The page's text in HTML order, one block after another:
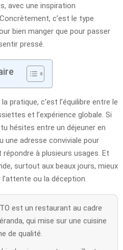
avec une inspiration
c’est le type
bien manger que pour passer
pressé.
pratique, c’est l’équilibre entre le
et l’expérience globale. Si
hésites entre un déjeuner en
une adresse conviviale pour
répondre à plusieurs usages. Et
surtout aux beaux jours, mieux
ou la déception.
est un restaurant au cadre
qui mise sur une cuisine
de qualité.